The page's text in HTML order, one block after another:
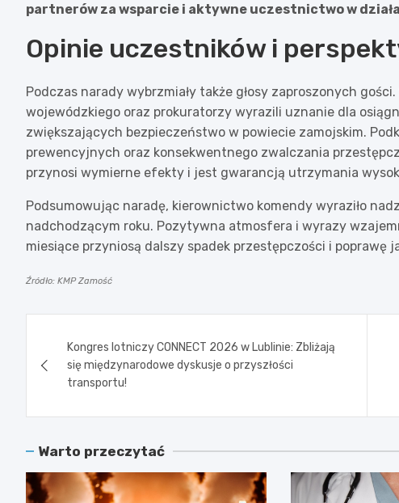
partnerów za wsparcie i aktywne uczestnictwo w
Opinie uczestników i
Podczas narady wybrzmiały także głosy zaproszonych
wojewódzkiego oraz prokuratorzy wyrazili uznanie dla
zwiększających bezpieczeństwo w powiecie zamojskim.
prewencyjnych oraz konsekwentnego zwalczania
przynosi wymierne efekty i jest gwarancją utrzymania
Podsumowując naradę, kierownictwo komendy wyraziło
nadchodzącym roku. Pozytywna atmosfera i wyrazy
miesiące przyniosą dalszy spadek przestępczości i poprawę
Źródło: KMP Zamość
wpisuKongres lotniczy CONNECT 2026 w Lublinie: Zbliżają
się międzynarodowe dyskusje o przyszłości
transportu!
Warto przeczytać